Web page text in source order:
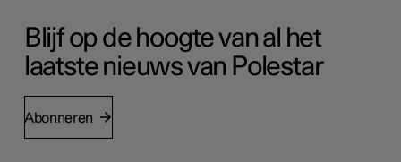
Blijf op de hoogte van al het
laatste nieuws van Polestar
Abonneren